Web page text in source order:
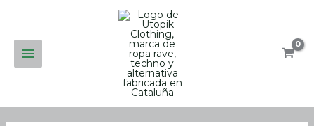
contenu